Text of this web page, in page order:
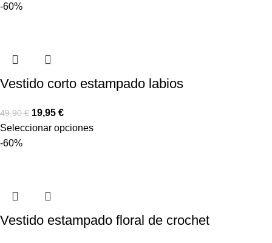
-60%
Vestido corto estampado labios
49,90€ 19,95 €
Seleccionar opciones
-60%
Vestido estampado floral de crochet